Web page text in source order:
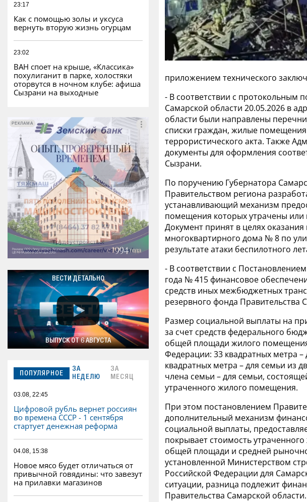
23:17
Как с помощью золы и уксуса
вернуть вторую жизнь огурцам
23:02
ВАН споет на крыше, «Классика»
похулиганит в парке, холостяки
оторвутся в ночном клубе: афиша
Сызрани на выходные
РЕКЛАМА
РЕКЛАМА
ВЕСТИ ДЕТАЛЬНО
ВЫПУСК ОТ 6 АВГУСТА
ПОПУЛЯРНОЕ
ЗА
НЕДЕЛЮ
ЗА
МЕСЯЦ
03.08, 22:45
Цифровой рубль вернет россиян
во времена СССР - 1 сентября
стартует денежная реформа
04.08, 15:38
Новое мясо будет отличаться от
привычной говядины: что завезут
на прилавки магазинов
приложением технического
- В соответствии с протокольным
Самарской области 20.05.2026 в
области были направлены
списки граждан, жилые помещения
террористического акта. Также
документы для оформления
Сызрани.
По поручению Губернатора
Правительством региона
устанавливающий механизм
помещения которых утрачены или
Документ принят в целях
многоквартирного дома № 8 по
результате атаки беспилотного
- В соответствии с
года № 415 финансовое
средств иных межбюджетных
резервного фонда Правительства
Размер социальной выплаты на
за счет средств федерального
общей площади жилого
Федерации: 33 квадратных метра
квадратных метра – для семьи из
члена семьи – для семьи,
утраченного жилого помещения.
При этом постановлением
дополнительный механизм
социальной выплаты,
покрывает стоимость
общей площади и средней
установленной Министерством
Российской Федерации для
ситуации, разница подлежит
Правительства Самарской области.